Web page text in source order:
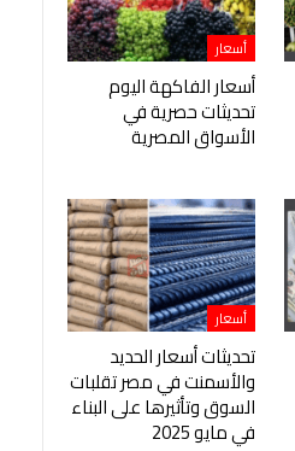
أسعار
أسعار الفاكهة اليوم
تحديثات حصرية في
الأسواق المصرية
أسعار
تحديثات أسعار الحديد
والأسمنت في مصر تقلبات
السوق وتأثيرها على البناء
في مايو 2025